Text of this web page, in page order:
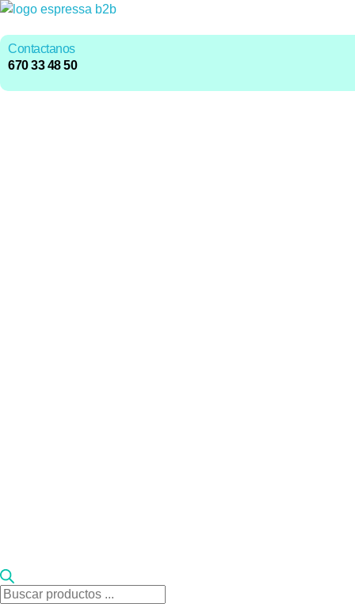
Contactanos
670 33 48 50
Búsqueda